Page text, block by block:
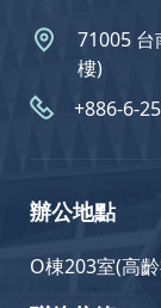
71005 台
樓)
+886-6-
辦公地點
O棟203室(高